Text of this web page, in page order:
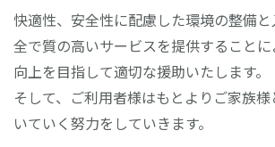
快適性、安全性に配慮した環境の整備
全で質の高いサービスを提供すること
向上を目指して適切な援助いたします。
そして、ご利用者様はもとよりご家族
いていく努力をしていきます。